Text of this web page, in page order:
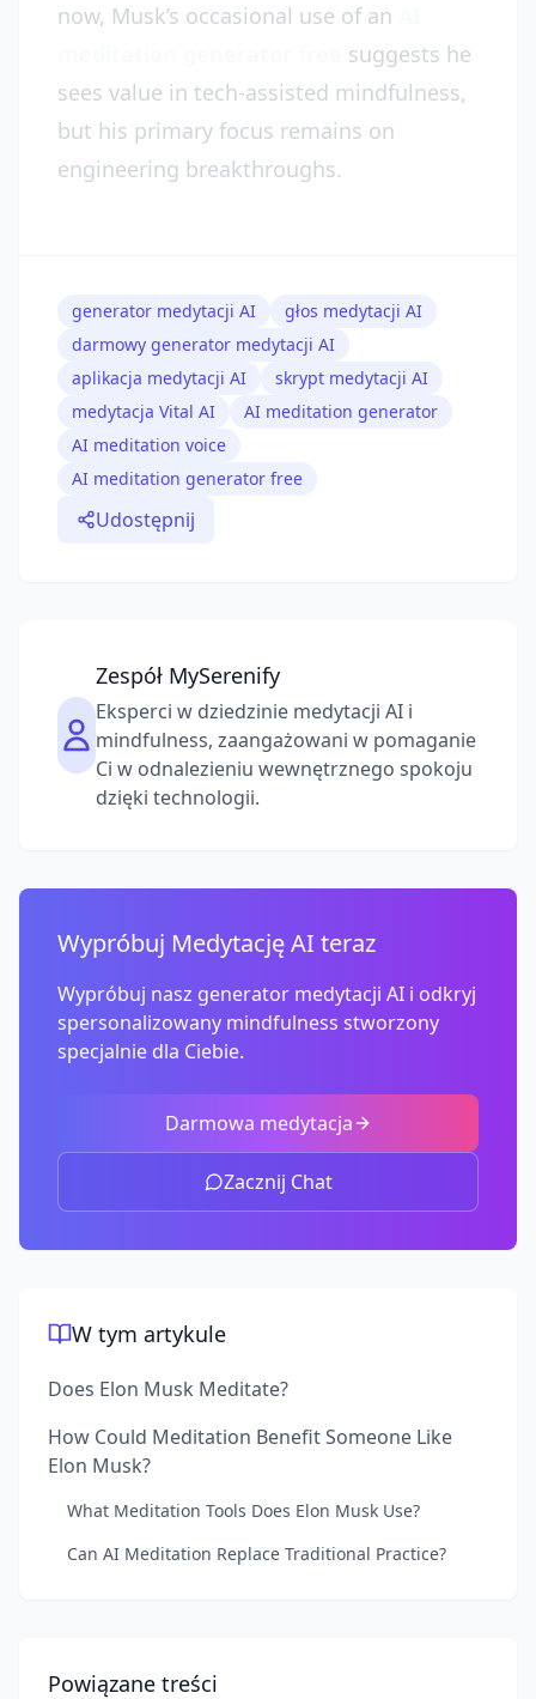
now, Musk’s occasional use of an
suggests he
sees value in tech-assisted mindfulness,
but his primary focus remains on
engineering breakthroughs.
generator medytacji AI
głos medytacji AI
darmowy generator medytacji AI
aplikacja medytacji AI
skrypt medytacji AI
medytacja Vital AI
AI meditation generator
AI meditation voice
AI meditation generator free
Udostępnij
Zespół MySerenify
Eksperci w dziedzinie medytacji AI i
mindfulness, zaangażowani w pomaganie
Ci w odnalezieniu wewnętrznego spokoju
dzięki technologii.
Wypróbuj Medytację AI teraz
Wypróbuj nasz generator medytacji AI i odkryj
spersonalizowany mindfulness stworzony
specjalnie dla Ciebie.
Darmowa medytacja
Zacznij Chat
W tym artykule
Does Elon Musk Meditate?
How Could Meditation Benefit Someone Like
Elon Musk?
What Meditation Tools Does Elon Musk Use?
Can AI Meditation Replace Traditional Practice?
Powiązane treści